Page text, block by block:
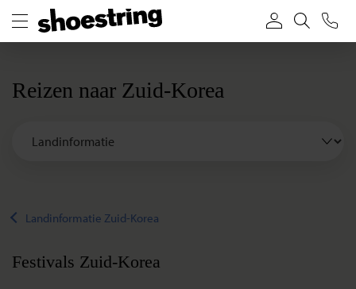
Reizen naar Zuid-Korea
Landinformatie Zuid-Korea
Festivals Zuid-Korea